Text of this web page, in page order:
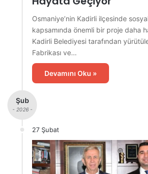
Osmaniye’nin Kadirli ilçesinde
kapsamında önemli bir proje daha
Kadirli Belediyesi tarafından
Fabrikası ve…
Devamını Oku »
Şub
- 2026 -
27 Şubat